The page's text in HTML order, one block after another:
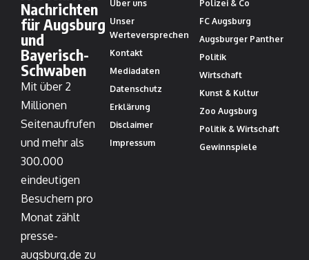
Nachrichten
für Augsburg
und
Bayerisch-
Schwaben
Mit über 2
Millionen
Seitenaufrufen
und mehr als
300.000
eindeutigen
Besuchern pro
Monat zählt
presse-
augsburg.de zu
Über uns
Unser
Werteversprechen
Kontakt
Mediadaten
Datenschutz
Erklärung
Disclaimer
Impressum
Polizei & Co
FC Augsburg
Augsburger Panther
Politik
Wirtschaft
Kunst & Kultur
Zoo Augsburg
Politik & Wirtschaft
Gewinnspiele